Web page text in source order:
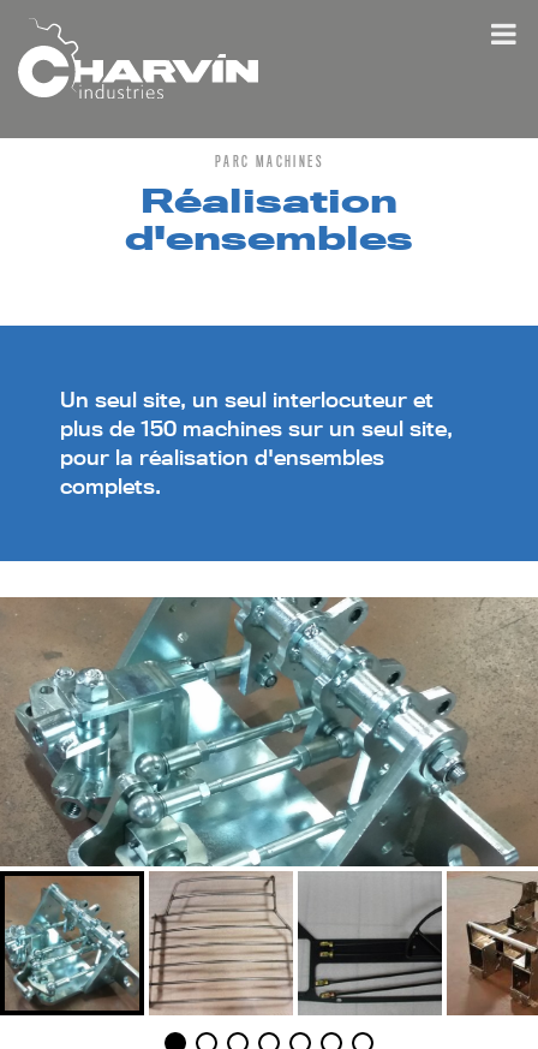
PARC MACHINES
Réalisation
d'ensembles
Un seul site, un seul interlocuteur et
plus de 150 machines sur un seul site,
pour la réalisation d'ensembles
complets.